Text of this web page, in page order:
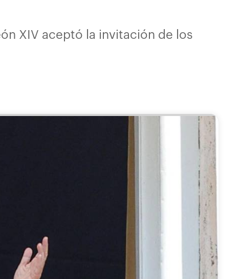
XIV aceptó la invitación de los